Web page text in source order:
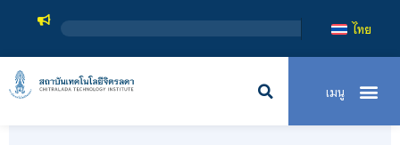
สถาบันเทคโน
ไทย